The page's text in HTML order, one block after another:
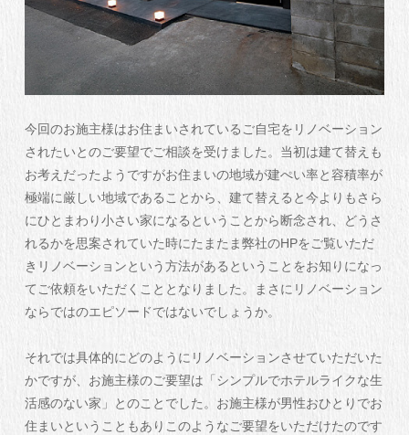
今回のお施主様はお住まいされているご自宅をリノベーション
されたいとのご要望でご相談を受けました。当初は建て替えも
お考えだったようですがお住まいの地域が建ぺい率と容積率が
極端に厳しい地域であることから、建て替えると今よりもさら
にひとまわり小さい家になるということから断念され、どうさ
れるかを思案されていた時にたまたま弊社のHPをご覧いただ
きリノベーションという方法があるということをお知りになっ
てご依頼をいただくこととなりました。まさにリノベーション
ならではのエピソードではないでしょうか。
それでは具体的にどのようにリノベーションさせていただいた
かですが、お施主様のご要望は「シンプルでホテルライクな生
活感のない家」とのことでした。お施主様が男性おひとりでお
住まいということもありこのようなご要望をいただけたのです